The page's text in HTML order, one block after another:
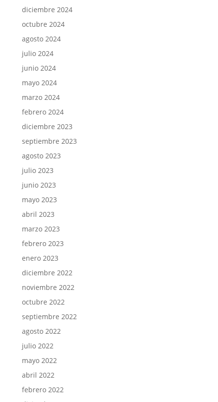
diciembre 2024
octubre 2024
agosto 2024
julio 2024
junio 2024
mayo 2024
marzo 2024
febrero 2024
diciembre 2023
septiembre 2023
agosto 2023
julio 2023
junio 2023
mayo 2023
abril 2023
marzo 2023
febrero 2023
enero 2023
diciembre 2022
noviembre 2022
octubre 2022
septiembre 2022
agosto 2022
julio 2022
mayo 2022
abril 2022
febrero 2022